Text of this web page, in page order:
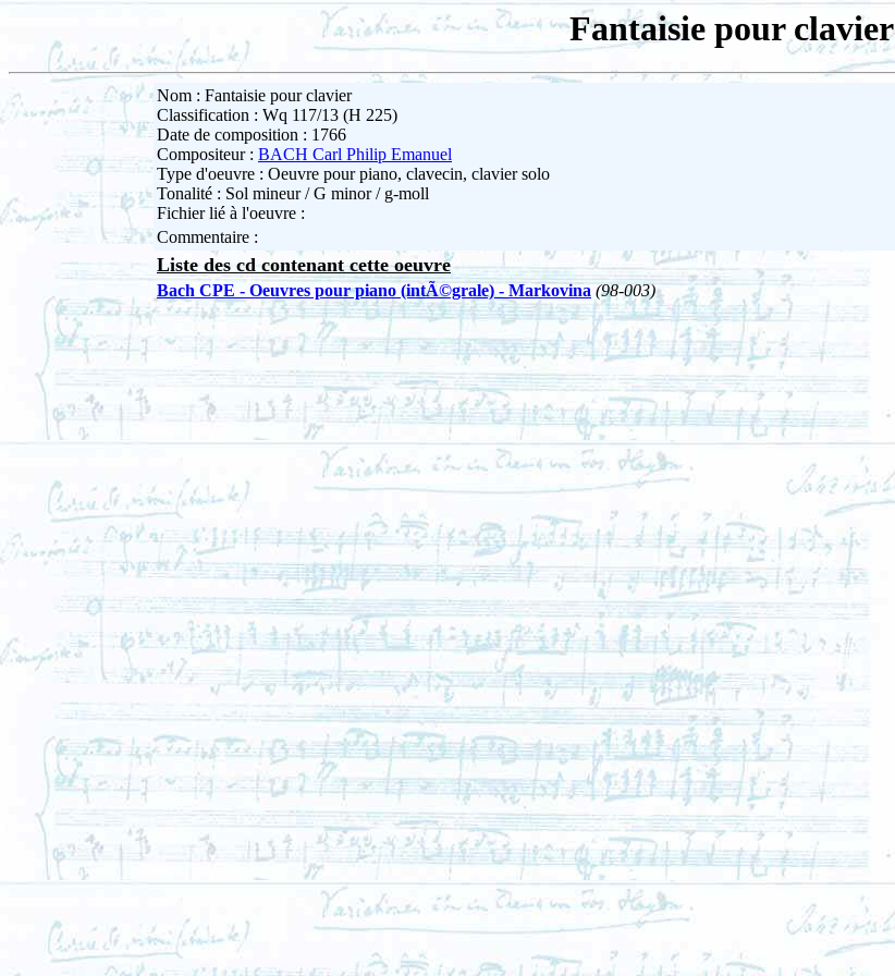
Fantaisie pour clavier
Nom : Fantaisie pour clavier
Classification : Wq 117/13 (H 225)
Date de composition : 1766
Compositeur : BACH Carl Philip Emanuel
Type d'oeuvre : Oeuvre pour piano, clavecin, clavier solo
Tonalité : Sol mineur / G minor / g-moll
Fichier lié à l'oeuvre :
Commentaire :
Liste des cd contenant cette oeuvre
Bach CPE - Oeuvres pour piano (intÃ©grale) - Markovina (98-003)